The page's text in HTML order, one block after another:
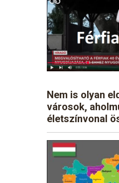
Nem is olyan
városok,
életszínvonal